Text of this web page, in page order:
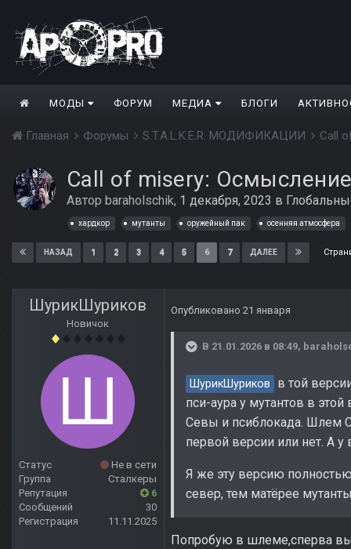
МОДЫ ФОРУМ МЕДИА БЛОГИ
Главная Форумы S.T.A.L.K.E.R. МОДИФИКАЦИИ Call
Call of misery:
Автор baraholschik, 1 декабря, 2023 в
хардкор мутанты оружейный пак осенняя атмосфера
НАЗАД 1 2 3 4 5 6 7 ДАЛЕЕ
ШурикШуриков
Новичок
Статус
Не в сети
Группа
Сталкеры
Репутация
6
Сообщений
30
Регистрация
11.11.2025
Опубликовано 21 января
В 21.01.2026 в 08:49,
ШурикШуриков
в той
пси-аура у мутантов в
Севы и псиблокада. Шлем
первой версии или нет. А у
Я же эту версию
север, тем матёрее
Попробую в шлеме,сперва